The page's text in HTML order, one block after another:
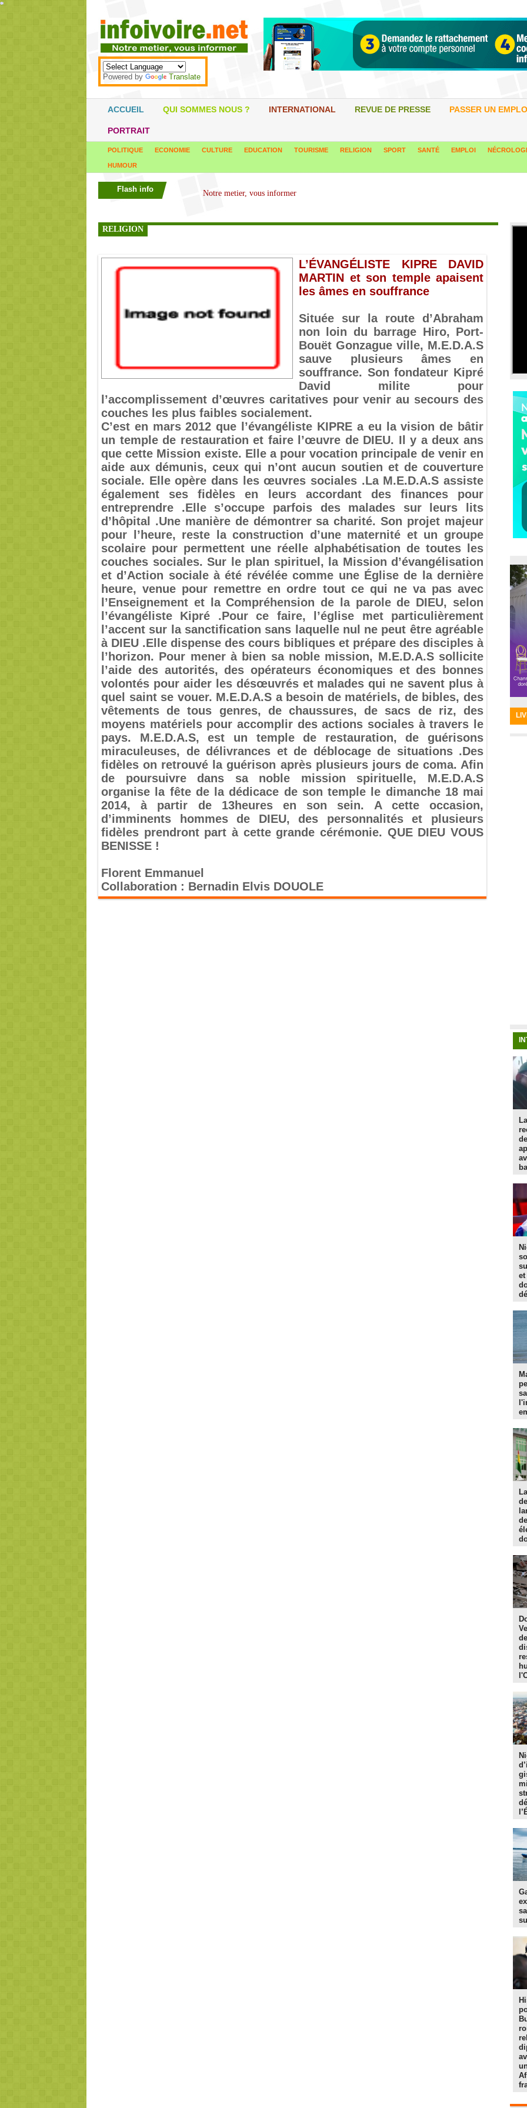
*
*
*
*
*
*
*
*
*
*
*
*
*
*
*
*
*
*
*
*
*
*
*
*
*
*
*
*
*
*
*
*
*
*
*
*
Powered by Translate
ACCUEIL QUI SOMMES NOUS ? INTERNATIONAL REVUE DE PRESSE PASSER UN
PORTRAIT
POLITIQUE ECONOMIE CULTURE EDUCATION TOURISME RELIGION SPORT SANTÉ EMPLOI
HUMOUR
Flash info
RELIGION
L’ÉVANGÉLISTE KIPRE DAVID
MARTIN et son temple apaisent
les âmes en souffrance
Située sur la route d’Abraham
non loin du barrage Hiro, Port-
Bouët Gonzague ville, M.E.D.A.S
sauve plusieurs âmes en
souffrance. Son fondateur Kipré
David milite pour
l’accomplissement d’œuvres caritatives pour venir au secours des
couches les plus faibles socialement.
C’est en mars 2012 que l’évangéliste KIPRE a eu la vision de bâtir
un temple de restauration et faire l’œuvre de DIEU. Il y a deux ans
que cette Mission existe. Elle a pour vocation principale de venir en
aide aux démunis, ceux qui n’ont aucun soutien et de couverture
sociale. Elle opère dans les œuvres sociales .La M.E.D.A.S assiste
également ses fidèles en leurs accordant des finances pour
entreprendre .Elle s’occupe parfois des malades sur leurs lits
d’hôpital .Une manière de démontrer sa charité. Son projet majeur
pour l’heure, reste la construction d’une maternité et un groupe
scolaire pour permettent une réelle alphabétisation de toutes les
couches sociales. Sur le plan spirituel, la Mission d’évangélisation
et d’Action sociale à été révélée comme une Église de la dernière
heure, venue pour remettre en ordre tout ce qui ne va pas avec
l’Enseignement et la Compréhension de la parole de DIEU, selon
l’évangéliste Kipré .Pour ce faire, l’église met particulièrement
l’accent sur la sanctification sans laquelle nul ne peut être agréable
à DIEU .Elle dispense des cours bibliques et prépare des disciples à
l’horizon. Pour mener à bien sa noble mission, M.E.D.A.S sollicite
l’aide des autorités, des opérateurs économiques et des bonnes
volontés pour aider les désœuvrés et malades qui ne savent plus à
quel saint se vouer. M.E.D.A.S a besoin de matériels, de bibles, des
vêtements de tous genres, de chaussures, de sacs de riz, des
moyens matériels pour accomplir des actions sociales à travers le
pays. M.E.D.A.S, est un temple de restauration, de guérisons
miraculeuses, de délivrances et de déblocage de situations .Des
fidèles on retrouvé la guérison après plusieurs jours de coma. Afin
de poursuivre dans sa noble mission spirituelle, M.E.D.A.S
organise la fête de la dédicace de son temple le dimanche 18 mai
2014, à partir de 13heures en son sein. A cette occasion,
d’imminents hommes de DIEU, des personnalités et plusieurs
fidèles prendront part à cette grande cérémonie. QUE DIEU VOUS
BENISSE !
Florent Emmanuel
Collaboration : Bernadin Elvis DOUOLE